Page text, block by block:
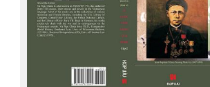
NGUYỄN BÍNH
NGUYỄN BÌNH PHƯƠNG
NGUYỄN CHÍ TRUNG
NGUYỄN DẠ QUỲNH